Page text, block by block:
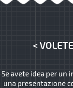
<
Se avete idea per un
una presentazione